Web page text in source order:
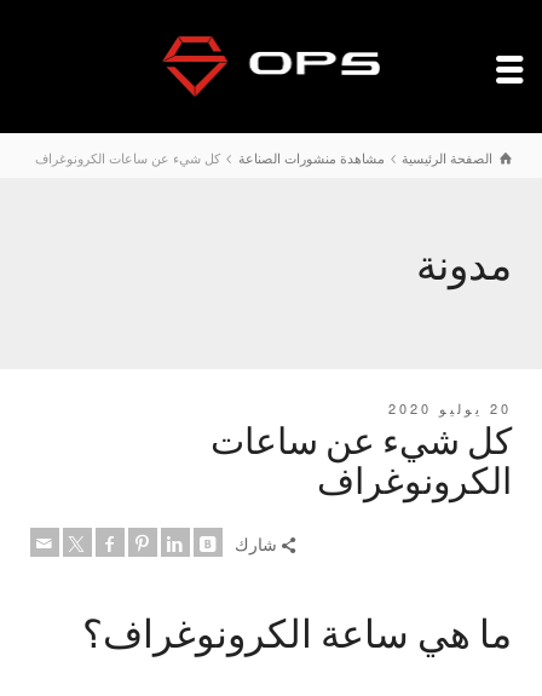
الصفحة الرئيسية مشاهدة منشورات الصناعة كل شيء عن ساعات الكرونوغراف
مدونة
20 يوليو 2020
كل شيء عن ساعات
الكرونوغراف
شارك
ما هي ساعة الكرونوغراف؟